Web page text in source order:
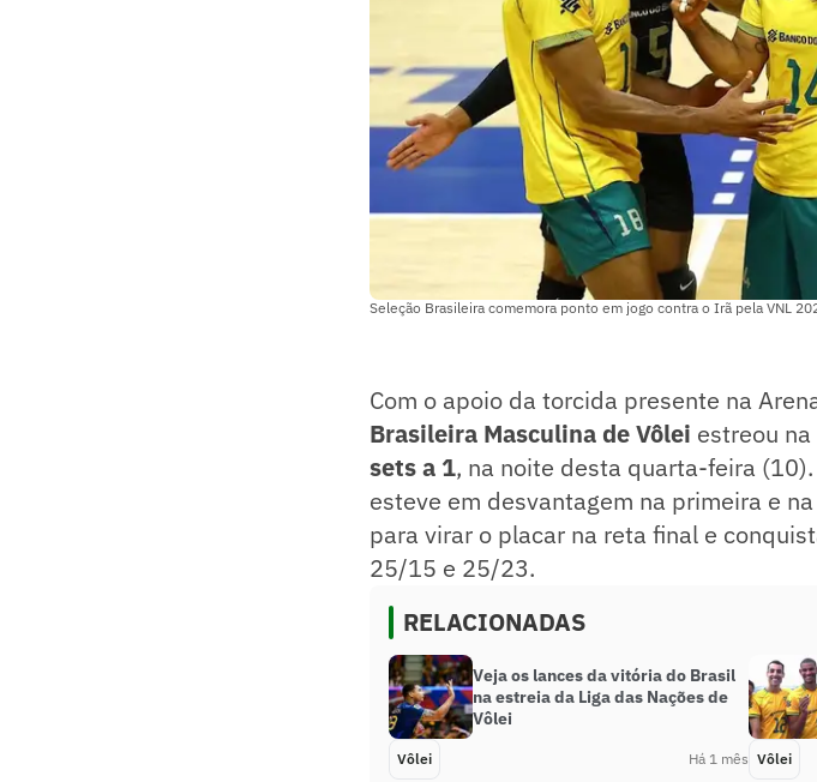
Seleção Brasileira comemora ponto em jogo contra o Irã pela VNL
Com o apoio da torcida presente na
Brasileira Masculina de Vôlei estreou na
sets a 1, na noite desta quarta-feira
esteve em desvantagem na primeira e
para virar o placar na reta final e
25/15 e 25/23.
RELACIONADAS
Veja os lances da vitória do Brasil
na estreia da Liga das Nações de
Vôlei
Vôlei Há 1 mês Vôlei